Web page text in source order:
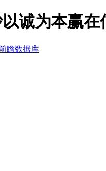
诚为本赢在
瞻数据库